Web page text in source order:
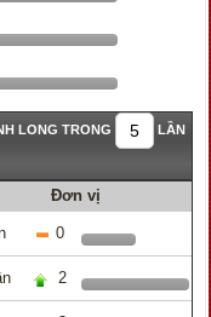
LONG TRONG LẦN
Đơn vị
0
2